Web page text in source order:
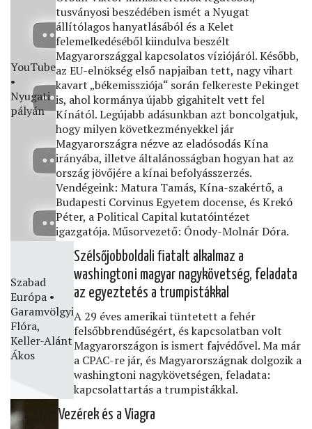
YouTube
•
Nyugati
pályán
tusványosi beszédében ismét a Nyugat
állítólagos hanyatlásából és a Kelet
felemelkedéséből kiindulva beszélt
Magyarországgal kapcsolatos víziójáról. Később,
az EU-elnökség első napjaiban tett, nagy vihart
kavart „békemissziója“ során felkereste Pekinget
is, ahol kormánya újabb gigahitelt vett fel
Kínától. Legújabb adásunkban azt boncolgatjuk,
hogy milyen következményekkel jár
Magyarországra nézve az eladósodás Kína
irányába, illetve általánosságban hogyan hat az
ország jövőjére a kínai befolyásszerzés.
Vendégeink: Matura Tamás, Kína-szakértő, a
Budapesti Corvinus Egyetem docense, és Krekó
Péter, a Political Capital kutatóintézet
igazgatója. Műsorvezető: Ónody-Molnár Dóra.
Szabad
Európa •
Garamvölgyi
Flóra,
Keller-Alánt
Ákos
Szélsőjobboldali ﬁatalt alkalmaz a
washingtoni magyar nagykövetség, feladata
az egyeztetés a trumpistákkal
A 29 éves amerikai tüntetett a fehér
felsőbbrendűségért, és kapcsolatban volt
Magyarországon is ismert fajvédővel. Ma már
a CPAC-re jár, és Magyarországnak dolgozik a
washingtoni nagykövetségen, feladata:
kapcsolattartás a trumpistákkal.
Vezérek és a Viagra